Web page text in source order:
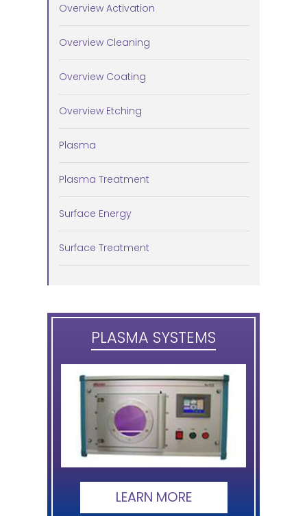
Overview Activation
Overview Cleaning
Overview Coating
Overview Etching
Plasma
Plasma Treatment
Surface Energy
Surface Treatment
PLASMA SYSTEMS
LEARN MORE